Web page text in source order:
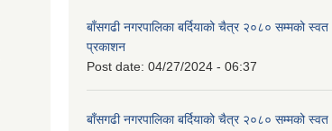
बाँसगढी नगरपालिका बर्दियाको चैत्र २०८० सम्मको स्वत
प्रकाशन
Post date: 04/27/2024 - 06:37
बाँसगढी नगरपालिका बर्दियाको चैत्र २०८० सम्मको स्वत